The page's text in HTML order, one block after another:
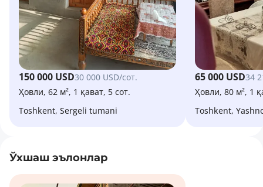
150 000 USD30 000 USD/сот.
Ҳовли, 62 м², 1 қават, 5 сот.
Toshkent, Sergeli tumani
65 000 USD34
Ҳовли, 80 м², 1
Toshkent,
Ўхшаш эълонлар